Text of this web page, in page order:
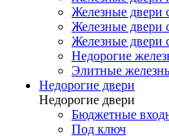
Железные двери
Железные
Железные двери
Недорогие
Элитные
Недорогие двери
Недорогие двери
Бюджетные
Под ключ